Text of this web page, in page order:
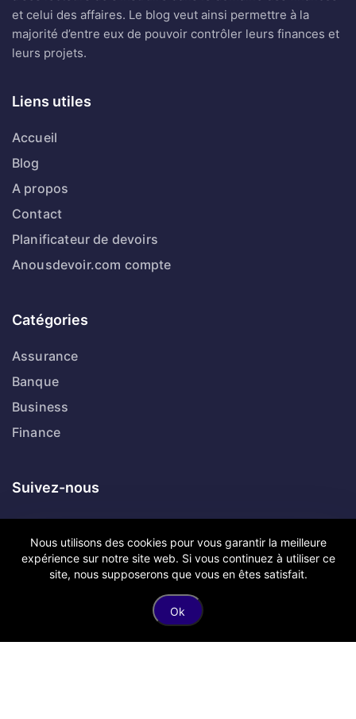
Liens utiles
Accueil
A propos
Contact
Planificateur de devoirs
Anousdevoir.com compte
Catégories
Business
Finance
Suivez-nous
Facebook
Linkedin
Copyright © Anousdevoir.com Tous droits réservés.
Mentions légales
Politique de confidentialité
Nous utilisons des cookies pour vous garantir la meilleure
expérience sur notre site web. Si vous continuez à utiliser ce
site, nous supposerons que vous en êtes satisfait.
Ok